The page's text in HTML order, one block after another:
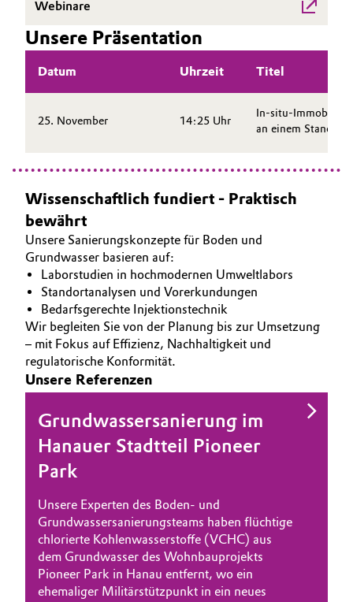
Plastics & Rubber
Pulp, Paper & Packaging
Textiles, Leather & Nonwovens
Webinare
Unsere Präsentation
Datum Uhrzeit Titel
25. November 14:25 Uhr
In-situ-
an einem Standort
Wissenschaftlich fundiert - Praktisch
bewährt
Unsere Sanierungskonzepte für Boden und
Grundwasser basieren auf:
Laborstudien in hochmodernen Umweltlabors
Standortanalysen und Vorerkundungen
Bedarfsgerechte Injektionstechnik
Wir begleiten Sie von der Planung bis zur Umsetzung
– mit Fokus auf Effizienz, Nachhaltigkeit und
regulatorische Konformität.
Unsere Referenzen
Grundwassersanierung im
Hanauer Stadtteil Pioneer
Park
Unsere Experten des Boden- und
Grundwassersanierungsteams haben flüchtige
chlorierte Kohlenwasserstoffe (VCHC) aus
dem Grundwasser des Wohnbauprojekts
Pioneer Park in Hanau entfernt, wo ein
ehemaliger Militärstützpunkt in ein neues